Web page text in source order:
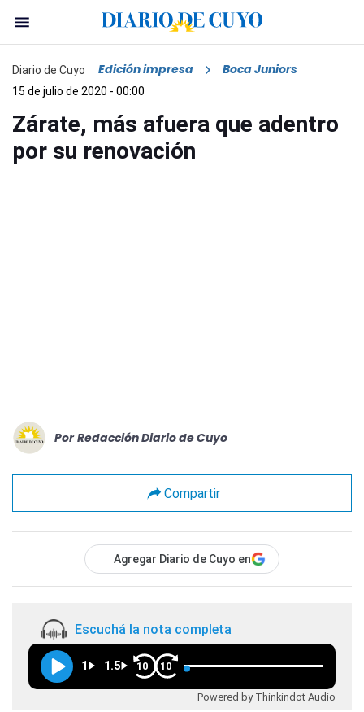
Diario de Cuyo Edición impresa Boca Juniors
15 de julio de 2020 - 00:00
Zárate, más afuera que adentro
por su renovación
Por Redacción Diario de Cuyo
Compartir
Agregar Diario de Cuyo en
Escuchá la nota completa
1 1.5 10 10
Powered by Thinkindot Audio